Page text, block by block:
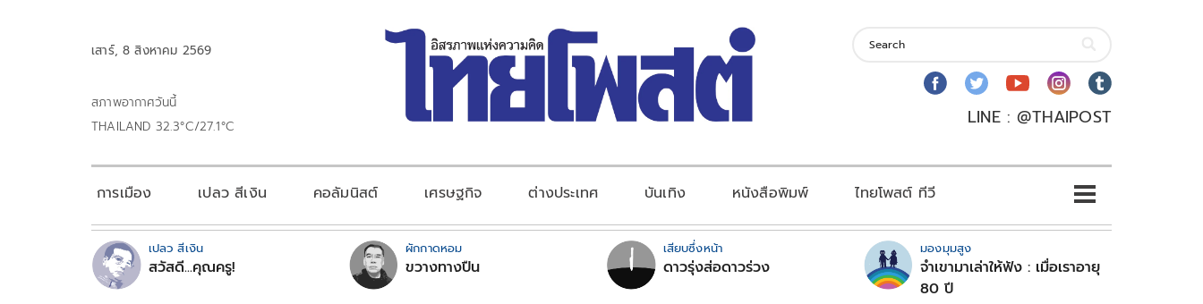
เสาร์, 8 สิงหาคม 2569
สภาพอากาศวันนี้
THAILAND 32.3°C/27.1°C
LINE : @THAIPOST
การเมือง เปลว สีเงิน คอลัมนิสต์ เศรษฐกิจ ต่างประเทศ บันเทิง หนังสือพิมพ์ ไทยโพสต์ ทีวี
เปลว สีเงิน
สวัสดี...คุณครู!
ผักกาดหอม
ขวางทางปืน
เสียบซึ่งหน้า
ดาวรุ่งส่อดาวร่วง
มองมุมสูง
จำเขามาเล่าให้ฟัง : เมื่อเราอายุ
80 ปี